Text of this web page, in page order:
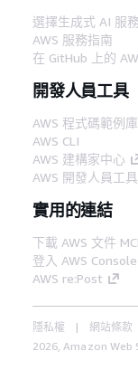
選擇生成式 AI 服務
AWS 服務指南
在 GitHub 上的
開發人員工具
AWS 程式碼範例庫
AWS CLI
AWS 建構家中心
AWS 開發人員工
實用的連結
下載 AWS 文件
登入 AWS Console
AWS re:Post
隱私權 網站條款
2026, Amazon Web